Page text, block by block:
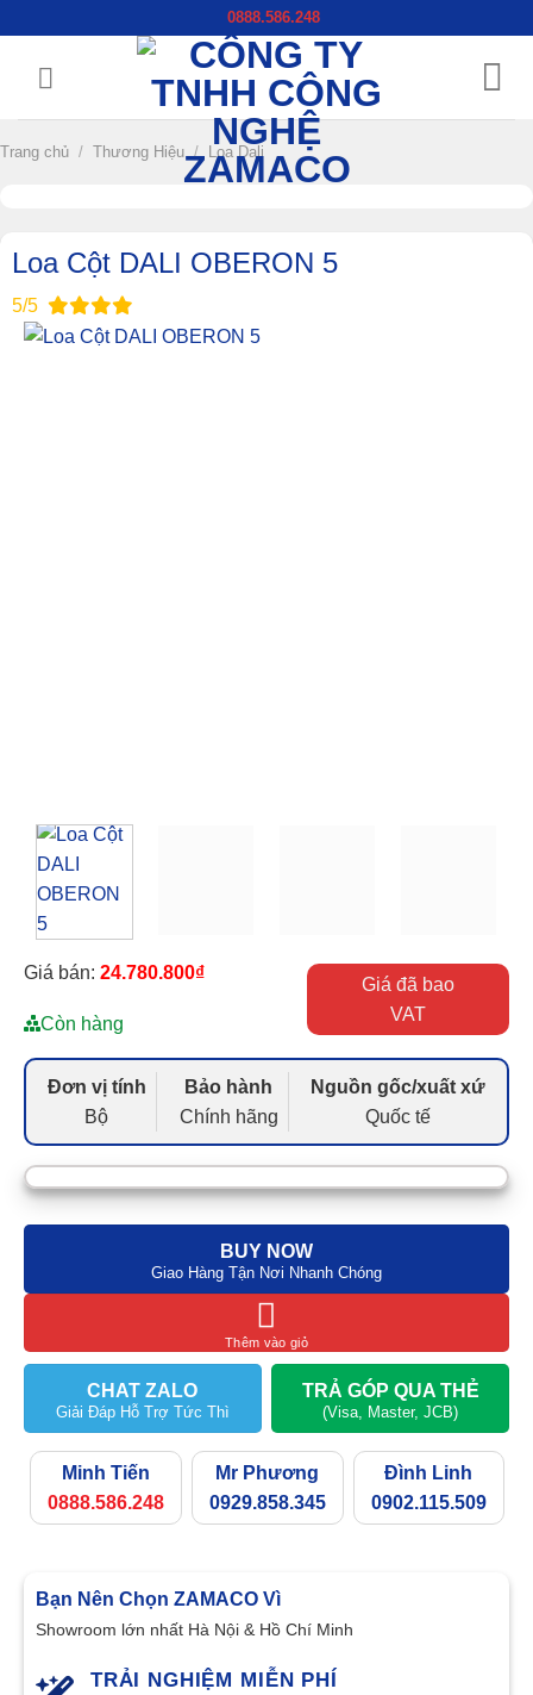
0888.586.248
Trang chủ / Thương Hiệu / Loa Dali
Loa Cột DALI OBERON 5
5/5
Giá đã bao
VAT
Giá bán: 24.780.800₫
Còn hàng
Đơn vị tính
Bộ
Bảo hành
Chính hãng
Nguồn gốc/xuất xứ
Quốc tế
Thêm vào giỏ
BUY NOW
Giao Hàng Tận Nơi Nhanh Chóng
CHAT ZALO
Giải Đáp Hỗ Trợ Tức Thì
TRẢ GÓP QUA THẺ
(Visa, Master, JCB)
Minh Tiến
0888.586.248
Mr Phương
0929.858.345
Đình Linh
0902.115.509
Bạn Nên Chọn ZAMACO Vì
Showroom lớn nhất Hà Nội & Hồ Chí Minh
TRẢI NGHIỆM MIỄN PHÍ